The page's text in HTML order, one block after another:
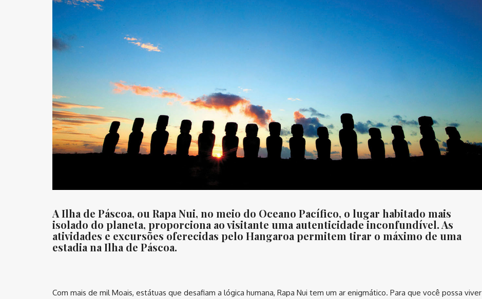
A Ilha de Páscoa, ou Rapa Nui, no meio do Oceano Pacífico, o lugar habitado mais
isolado do planeta, proporciona ao visitante uma autenticidade inconfundível. As
atividades e excursões oferecidas pelo Hangaroa permitem tirar o máximo de uma
estadia na Ilha de Páscoa.
Com mais de mil Moais, estátuas que desafiam a lógica humana, Rapa Nui tem um ar enigmático. Para que você possa viver